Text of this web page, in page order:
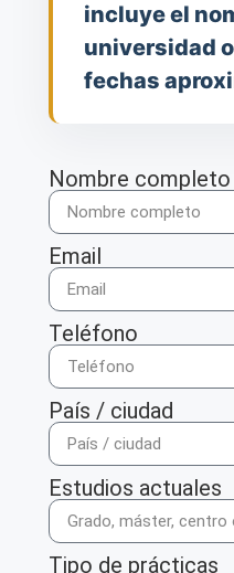
incluye el
universidad
fechas
Nombre completo
Email
Teléfono
País / ciudad
Estudios actuales
Tipo de prácticas